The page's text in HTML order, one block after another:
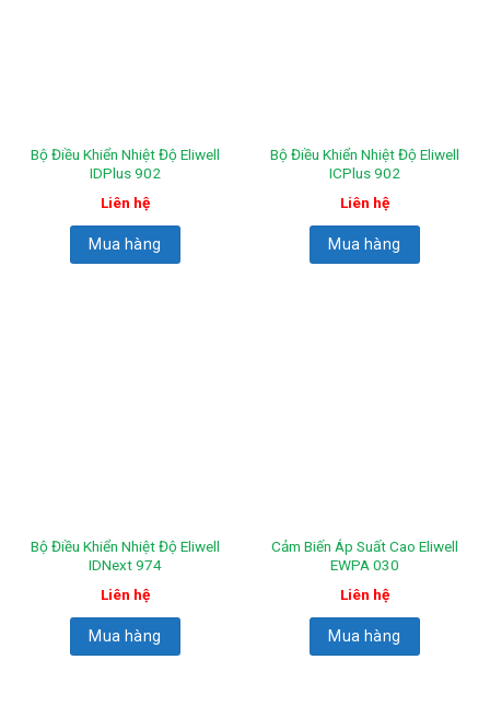
Bộ Điều Khiển Nhiệt Độ Eliwell
IDPlus 902
Liên hệ
Mua hàng
Bộ Điều Khiển Nhiệt Độ Eliwell
ICPlus 902
Liên hệ
Mua hàng
Bộ Điều Khiển Nhiệt Độ Eliwell
IDNext 974
Liên hệ
Mua hàng
Cảm Biến Áp Suất Cao Eliwell
EWPA 030
Liên hệ
Mua hàng